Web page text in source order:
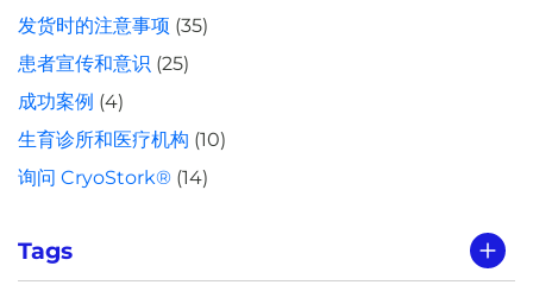
发货时的注意事项 (35)
患者宣传和意识 (25)
成功案例 (4)
生育诊所和医疗机构 (10)
询问 CryoStork® (14)
Tags